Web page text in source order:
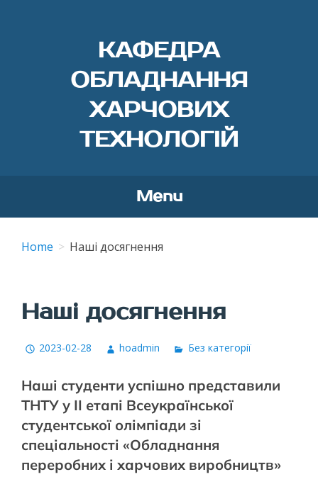
КАФЕДРА
ОБЛАДНАННЯ
ХАРЧОВИХ
ТЕХНОЛОГІЙ
Menu
content
Home Наші досягнення
Наші досягнення
2023-02-28 hoadmin Без категорії
Наші студенти успішно представили
ТНТУ у ІІ етапі Всеукраїнської
студентської олімпіади зі
спеціальності «Обладнання
переробних і харчових виробництв»